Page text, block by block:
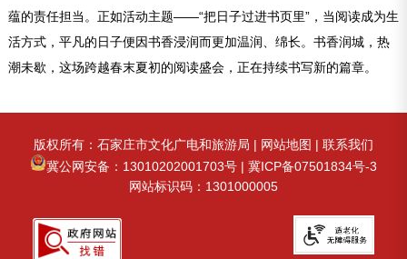
蕴的责任担当。正如活动主题——“把日子过进书页里”，当阅读成为生
活方式，平凡的日子便因书香浸润而更加温润、绵长。书香润城，热
潮未歇，这场跨越春末夏初的阅读盛会，正在持续书写新的篇章。
版权所有：石家庄市文化广电和旅游局 | 网站地图 | 联系我们
冀公网安备：13010202001703号| 冀ICP备07501834号-3
网站标识码：1301000005